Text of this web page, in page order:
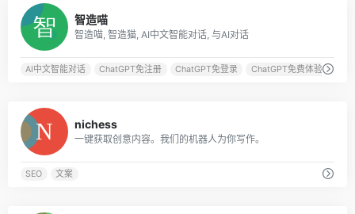
智造喵
智造喵, 智造猫, AI中文智能对话, 与AI对话
AI中文智能对话 ChatGPT免注册 ChatGPT免登录 ChatGPT免费体验
nichess
一键获取创意内容。我们的机器人为你写作。
SEO 文案